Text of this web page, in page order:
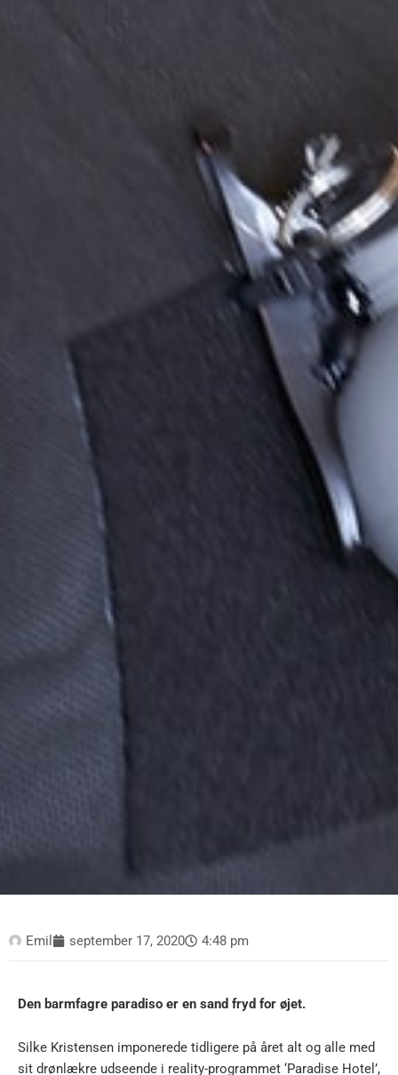
Emil september 17, 2020 4:48 pm
Den barmfagre paradiso er en sand fryd for øjet.
Silke Kristensen imponerede tidligere på året alt og alle med
sit drønlækre udseende i reality-programmet ‘Paradise Hotel’,